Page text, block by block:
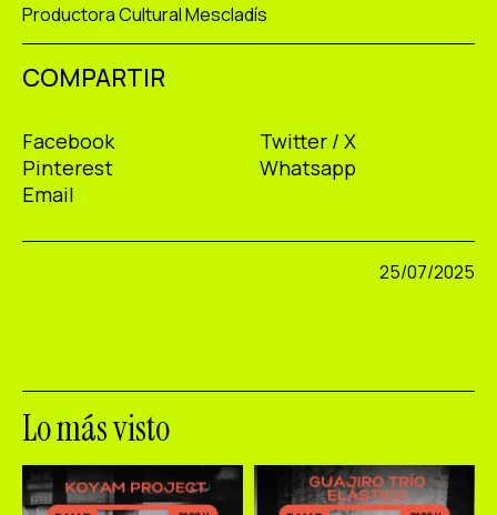
Productora Cultural Mescladís
COMPARTIR
Facebook
Twitter / X
Pinterest
Whatsapp
Email
25/07/2025
Lo más visto